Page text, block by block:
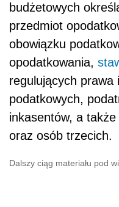
budżetowych
przedmiot
obowiązku
opodatkowania,
regulujących prawa
podatkowych,
inkasentów, a
oraz osób trzecich.
Dalszy ciąg materiału pod